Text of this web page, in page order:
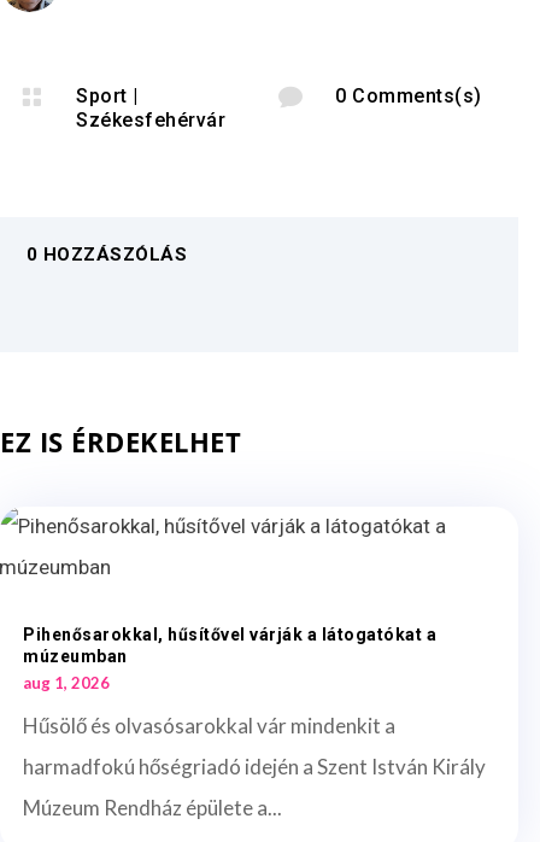
 Sport |
Székesfehérvár
 0 Comments(s)
0 HOZZÁSZÓLÁS
EZ IS ÉRDEKELHET
Pihenősarokkal, hűsítővel várják a látogatókat a
múzeumban
aug 1, 2026
Hűsölő és olvasósarokkal vár mindenkit a
harmadfokú hőségriadó idején a Szent István Király
Múzeum Rendház épülete a...